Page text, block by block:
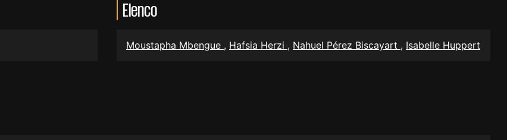
Elenco
Moustapha Mbengue , Hafsia Herzi , Nahuel Pérez Biscayart , Isabelle Huppert